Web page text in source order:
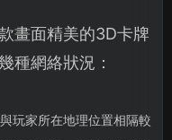
畫面精美的3D卡牌
種網絡狀況：
玩家所在地理位置相隔較